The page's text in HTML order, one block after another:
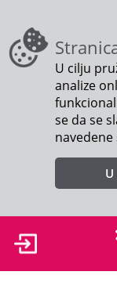
U cilju
analize
se da se
navedene
U